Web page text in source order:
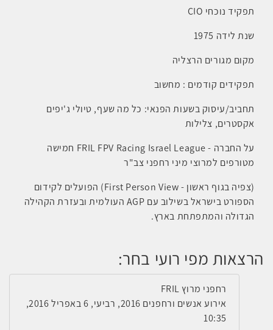
תפקיד נוכחי CIO
שנת לידה 1975
מקום מגורים הרצליה
תפקידים קודמים : מחשוב
תחביב/עיסוק בשעות הפנאי: כל מה שעף, טיולי ג'יפים
אקסטרים, צלילות
על החברה - FRIL FPV Racing Israel League חמישה
מטורפים למרוצי מיני רחפני צב"ר
(צפיה בגוף ראשון - First Person View) הפועלים לקידום
הספורט בישראל בשילוב עם AGP העולמית ובעזרת הקהילה
הגדולה והמתפתחת בארץ.
הרצאות מפי רועי בחר:
רחפני מרוץ FRIL
אירוע אנשים ורחפנים 2016, רביעי, 6 באפריל 2016,
10:35